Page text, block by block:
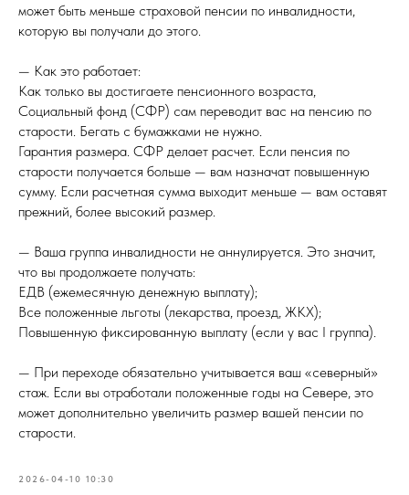
может быть меньше страховой пенсии по инвалидности,
которую вы получали до этого.
— Как это работает:
Как только вы достигаете пенсионного возраста,
Социальный фонд (СФР) сам переводит вас на пенсию по
старости. Бегать с бумажками не нужно.
Гарантия размера. СФР делает расчет. Если пенсия по
старости получается больше — вам назначат повышенную
сумму. Если расчетная сумма выходит меньше — вам оставят
прежний, более высокий размер.
— Ваша группа инвалидности не аннулируется. Это значит,
что вы продолжаете получать:
ЕДВ (ежемесячную денежную выплату);
Все положенные льготы (лекарства, проезд, ЖКХ);
Повышенную фиксированную выплату (если у вас I группа).
— При переходе обязательно учитывается ваш «северный»
стаж. Если вы отработали положенные годы на Севере, это
может дополнительно увеличить размер вашей пенсии по
старости.
2026-04-10 10:30